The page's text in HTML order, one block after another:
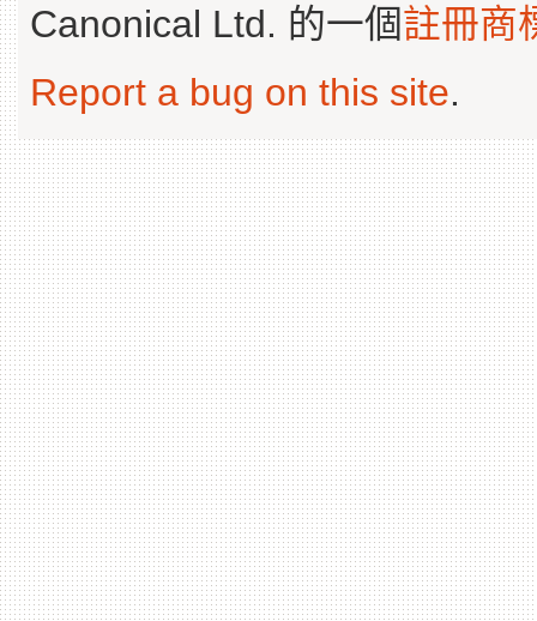
Canonical Ltd. 的一個註冊商
Report a bug on this site.